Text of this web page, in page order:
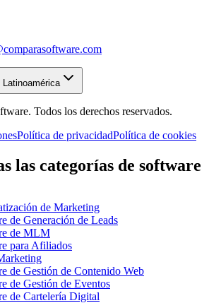
Latinoamérica
Todos los derechos reservados.
Política de privacidadPolítica de cookies
las categorías de software
de Marketing
de Generación de Leads
de MLM
para Afiliados
de Gestión de Contenido Web
de Gestión de Eventos
de Cartelería Digital